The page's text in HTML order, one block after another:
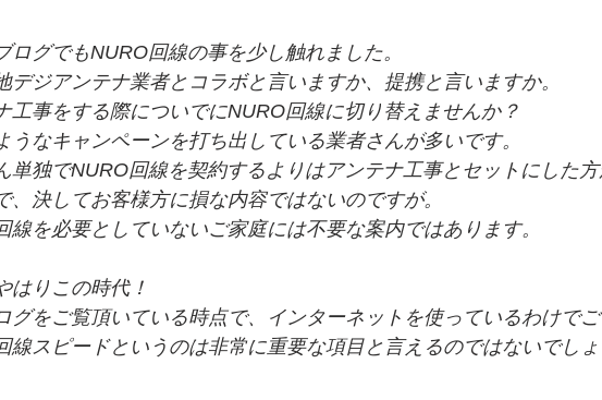
ログでもNURO回線の事を少し触れました。
デジアンテナ業者とコラボと言いますか、提携と言いますか。
工事をする際についでにNURO回線に切り替えませんか？
うなキャンペーンを打ち出している業者さんが多いです。
単独でNURO回線を契約するよりはアンテナ工事とセットにした
、決してお客様方に損な内容ではないのですが。
線を必要としていないご家庭には不要な案内ではあります。
はりこの時代！
グをご覧頂いている時点で、インターネットを使っているわけで
線スピードというのは非常に重要な項目と言えるのではないでし